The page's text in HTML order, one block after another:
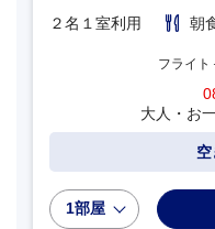
２名１室利用 朝
フライト
大人・お
空
1部屋